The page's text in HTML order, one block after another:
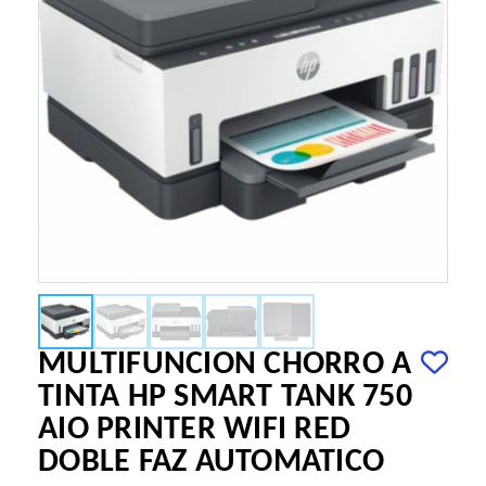
MULTIFUNCION CHORRO A
TINTA HP SMART TANK 750
AIO PRINTER WIFI RED
DOBLE FAZ AUTOMATICO